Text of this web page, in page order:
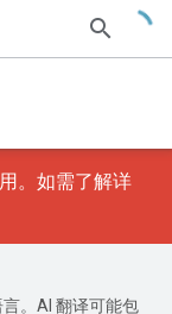
。如需了解详
。AI 翻译可能包